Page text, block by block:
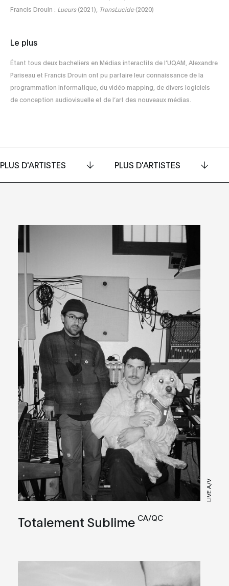
Francis Drouin : Lueurs(2021), TransLucide (2020)
Le plus
Étant tous deux bacheliers en Médias interactifs de l’UQAM, Alexandre
Pariseau et Francis Drouin ont pu parfaire leur connaissance de la
programmation informatique, du vidéo mapping, de divers logiciels
de conception audiovisuelle et de l’art des nouveaux médias.
PLUS D'ARTISTES PLUS D'ARTISTES
LIVE A/V
Totalement Sublime CA/QC